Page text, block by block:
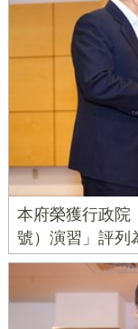
本府榮獲行政院
號）演習」評列